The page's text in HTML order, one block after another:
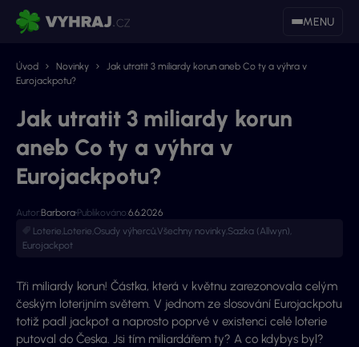
MENU
Úvod Novinky
Jak utratit 3 miliardy korun aneb Co ty a výhra v
Eurojackpotu?
Jak utratit 3 miliardy korun
aneb Co ty a výhra v
Eurojackpotu?
Autor: Barbora Publikováno: 6.6.2026
Loterie,Loterie,Osudy výherců,Všechny novinky,Sazka (Allwyn),
Eurojackpot
Tři miliardy korun! Částka, která v květnu zarezonovala celým
českým loterijním světem. V jednom ze slosování Eurojackpotu
totiž padl jackpot a naprosto poprvé v existenci celé loterie
putoval do Česka. Jsi tím miliardářem ty? A co kdybys byl?